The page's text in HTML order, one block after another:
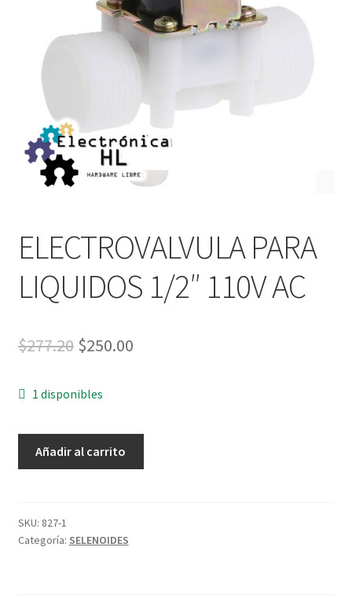
ELECTROVALVULA PARA
LIQUIDOS 1/2″ 110V AC
$277.20 Original
was:
$277.20.
$250.00Current
$250.00.
1 disponibles
110V
AC
Añadir al carrito
SKU: 827-1
Categoría: SELENOIDES